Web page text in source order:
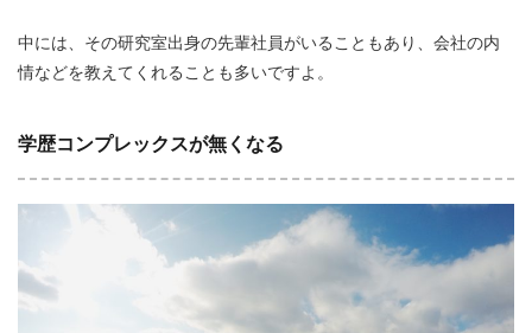
中には、その研究室出身の先輩社員がいることもあり、会社の内
情などを教えてくれることも多いですよ。
学歴コンプレックスが無くなる